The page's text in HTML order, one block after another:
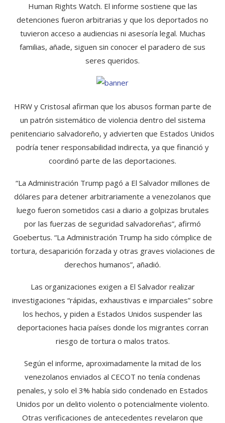
Human Rights Watch. El informe sostiene que las
detenciones fueron arbitrarias y que los deportados no
tuvieron acceso a audiencias ni asesoría legal. Muchas
familias, añade, siguen sin conocer el paradero de sus
seres queridos.
HRW y Cristosal afirman que los abusos forman parte de
un patrón sistemático de violencia dentro del sistema
penitenciario salvadoreño, y advierten que Estados Unidos
podría tener responsabilidad indirecta, ya que financió y
coordinó parte de las deportaciones.
“La Administración Trump pagó a El Salvador millones de
dólares para detener arbitrariamente a venezolanos que
luego fueron sometidos casi a diario a golpizas brutales
por las fuerzas de seguridad salvadoreñas”, afirmó
Goebertus. “La Administración Trump ha sido cómplice de
tortura, desaparición forzada y otras graves violaciones de
derechos humanos”, añadió.
Las organizaciones exigen a El Salvador realizar
investigaciones “rápidas, exhaustivas e imparciales” sobre
los hechos, y piden a Estados Unidos suspender las
deportaciones hacia países donde los migrantes corran
riesgo de tortura o malos tratos.
Según el informe, aproximadamente la mitad de los
venezolanos enviados al CECOT no tenía condenas
penales, y solo el 3% había sido condenado en Estados
Unidos por un delito violento o potencialmente violento.
Otras verificaciones de antecedentes revelaron que